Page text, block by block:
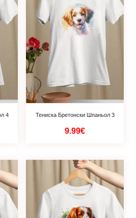
4 Тениска Бретонски Шпаньол 3
9.99€